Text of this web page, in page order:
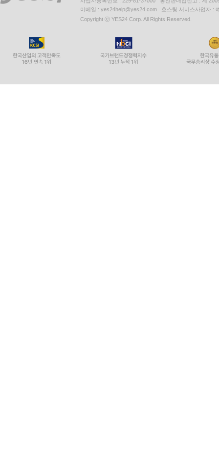
이메일 : yes24help@yes24.com 호스팅 서비스사업자 :
Copyright ⓒ YES24 Corp. All Rights Reserved.